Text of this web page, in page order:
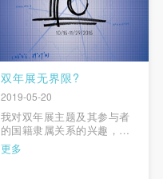
双年展无界限?
2019-05-20
我对双年展主题及其参与者
的国籍隶属关系的兴趣，可
以追溯到2004台北双年展(这
是在该城市举办的第四届)，
更多